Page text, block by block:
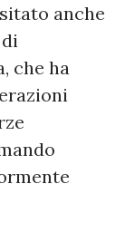
anche
che ha